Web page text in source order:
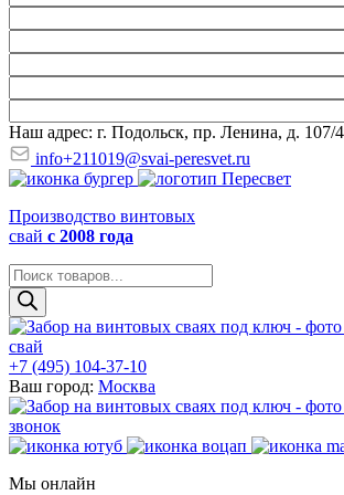
Наш адрес: г. Подольск, пр. Ленина, д. 107/
info+211019@svai-peresvet.ru
Производство винтовых
свай с 2008 года
Поиск
товаров
свай
+7 (495) 104-37-10
Ваш город: Москва
звонок
Мы онлайн